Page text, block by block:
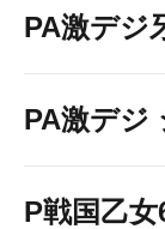
PA激デジ
PA激デジ
P戦国乙